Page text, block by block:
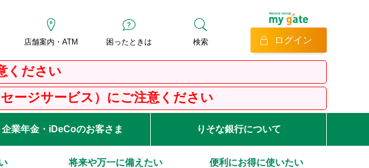
店舗案内・ATM 困ったときは 検索 ログイン
にご注意ください
企業年金・iDeCoのお客さま りそな銀行について
将来や万一に備えたい 便利にお得に使いたい